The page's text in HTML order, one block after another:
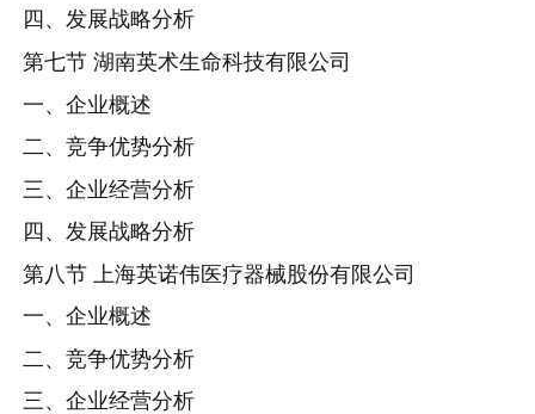
四、发展战略分析
第七节 湖南英术生命科技有限公司
一、企业概述
二、竞争优势分析
三、企业经营分析
四、发展战略分析
第八节 上海英诺伟医疗器械股份有限公司
一、企业概述
二、竞争优势分析
三、企业经营分析